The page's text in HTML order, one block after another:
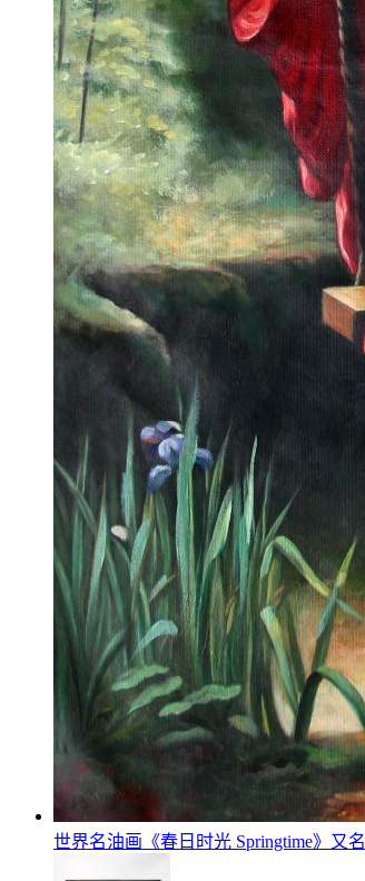
世界名油画《春日时光 Springtime》又